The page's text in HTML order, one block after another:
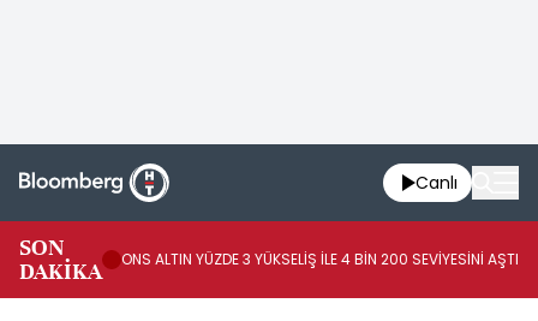
Canlı
SON
DAKİKA
ONS ALTIN YÜZDE 3 YÜKSELİŞ İLE 4 BİN 200 SEVİYESİNİ AŞTI